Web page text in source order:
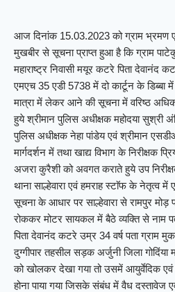
आज दिनांक 15.03.2023 को ग्राम भ्रमण
मुखबीर से सूचना प्राप्त हुआ है कि ग्राम
महाराष्ट्र निवासी मयूर कटरे पिता
एमएच 35 एडी 5738 में दो कार्टून के डिब्बा
मात्रा में लेकर आने की सूचना में वरिष्ठ
हुये श्रीमान पुलिस अधीक्षक महोदया सुश्री
पुलिस अधीक्षक नेहा पांडेय एवं श्रीमान
मार्गदर्शन में तथा खाद्य विभाग के निरीक्षक
अजरा कुरैशी को अवगत कराते हुये उप
थाना साल्हेवारा एवं हमराह स्टाॅफ के नेतृत्व में
सूचना के आधार पर साल्हेवारा से रामपुर
रोककर मोटर सायकल में बैठे व्यक्ति से नाम
पिता देवानंद कटरे उम्र 34 वर्ष पता ग्राम
दुग्गीपार तहसील सड़क अर्जुनी जिला गोदिंया
को खोलकर देखा गया तो उसमें आयुर्वेदिक एवं
होना पाया गया जिसके संबंध में वैध